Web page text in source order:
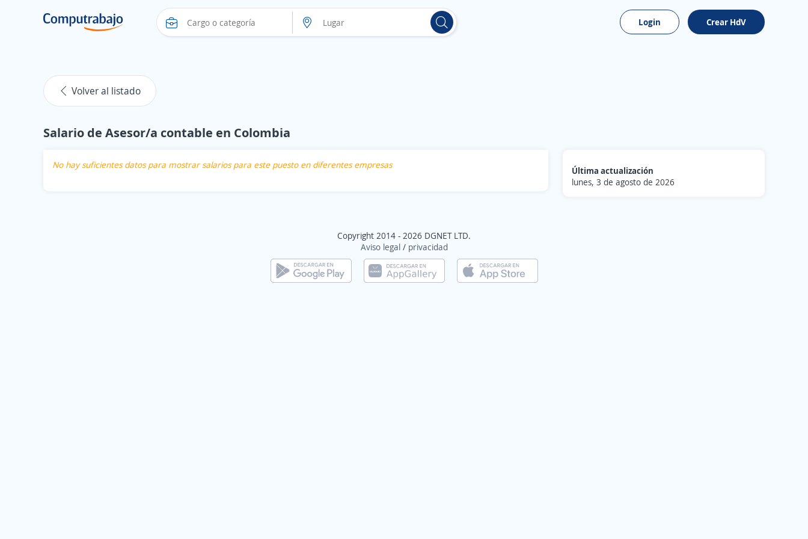
Login Crear HdV
Volver al listado
Salario de Asesor/a contable en Colombia
No hay suficientes datos para mostrar salarios para este puesto en diferentes empresas
Última actualización
lunes, 3 de agosto de 2026
Copyright 2014 - 2026 DGNET LTD.
Aviso legal/ privacidad